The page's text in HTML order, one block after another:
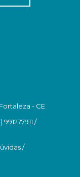
- CE
/
/